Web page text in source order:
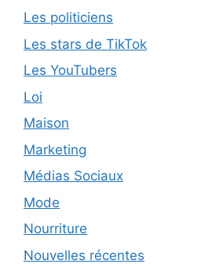
Les politiciens
Les stars de TikTok
Les YouTubers
Loi
Maison
Marketing
Médias Sociaux
Mode
Nourriture
Nouvelles récentes